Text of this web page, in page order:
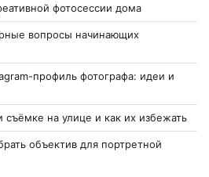
фотосессии дома
вопросы начинающих
профиль фотографа: идеи и
на улице и как их избежать
объектив для портретной